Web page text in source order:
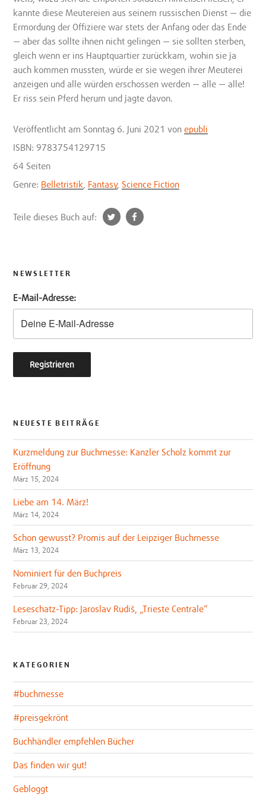
kannte diese Meutereien aus seinem russischen Dienst — die
Ermordung der Offiziere war stets der Anfang oder das Ende
— aber das sollte ihnen nicht gelingen — sie sollten sterben,
gleich wenn er ins Hauptquartier zurückkam, wohin sie ja
auch kommen mussten, würde er sie wegen ihrer Meuterei
anzeigen und alle würden erschossen werden — alle — alle!
Er riss sein Pferd herum und jagte davon.
Veröffentlicht am Sonntag 6. Juni 2021 vonepubli
ISBN: 9783754129715
64 Seiten
Genre: Belletristik Fantasy, Science Fiction
Teile dieses Buch auf:
t
NEWSLETTER
E-Mail-Adresse:
NEUESTE BEITRÄGE
Kurzmeldung zur Buchmesse: Kanzler Scholz kommt zur
Eröffnung
März 15, 2024
Liebe am 14. März!
März 14, 2024
Schon gewusst? Promis auf der Leipziger Buchmesse
März 13, 2024
Nominiert für den Buchpreis
Februar 29, 2024
Leseschatz-Tipp: Jaroslav Rudiš, „Trieste Centrale“
Februar 23, 2024
KATEGORIEN
#buchmesse
#preisgekrönt
Buchhändler empfehlen Bücher
Das finden wir gut!
Gebloggt